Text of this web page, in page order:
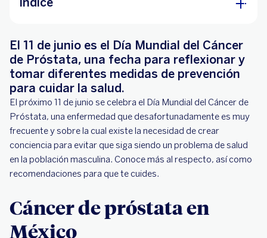
¿Qué es el cáncer de próstata?
¿Qué tipos de cáncer de próstata existen?
Medidas de prevención para el cáncer de
próstata
Considera efectuar revisiones médicas
periódicas
El 11 de junio es el Día Mundial del Cáncer
de Próstata, una fecha para reflexionar y
tomar diferentes medidas de prevención
para cuidar la salud.
El próximo 11 de junio se celebra el Día Mundial del Cáncer de
Próstata, una enfermedad que desafortunadamente es muy
frecuente y sobre la cual existe la necesidad de crear
conciencia para evitar que siga siendo un problema de salud
en la población masculina. Conoce más al respecto, así como
recomendaciones para que te cuides.
Cáncer de próstata en
México